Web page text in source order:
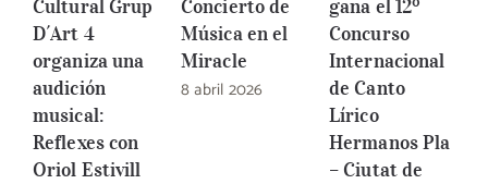
Cultural Grup
D´Art 4
organiza una
audición
musical:
Reflexes con
Oriol Estivill
Concierto de
Música en el
Miracle
8 abril 2026
gana el 12º
Concurso
Internacional
de Canto
Lírico
Hermanos Pla
– Ciutat de